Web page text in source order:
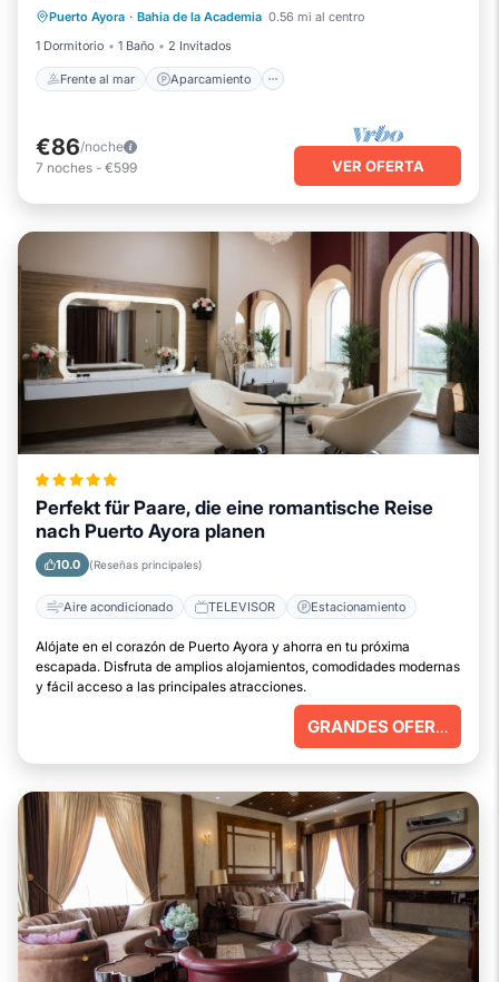
Puerto Ayora · Bahia de la Academia 0.56 mi al centro
1 Dormitorio
1 Baño 2 Invitados
Frente al mar Aparcamiento
Vista al mar
Balcón/Terraza
€86/noche
7 noches - €599 VER OFERTA
Perfekt für Paare, die eine romantische Reise
nach Puerto Ayora planen
10.0 (Reseñas principales)
Aire acondicionado TELEVISOR Estacionamiento
Alójate en el corazón de Puerto Ayora y ahorra en tu próxima
escapada. Disfruta de amplios alojamientos, comodidades modernas
y fácil acceso a las principales atracciones.
GRANDES OFERTAS